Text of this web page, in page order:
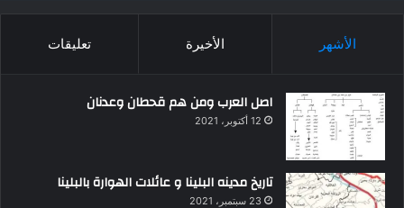
الأشهر الأخيرة تعليقات
اصل العرب ومن هم قحطان وعدنان
12 أكتوبر، 2021
تاريخ مدينه البلينا و عائلات الهوارة بالبلينا
23 سبتمبر، 2021